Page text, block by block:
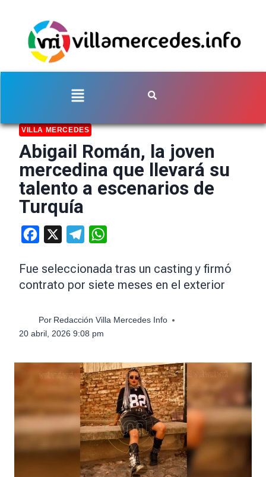
VILLA MERCEDES
Abigail Román, la joven
mercedina que llevará su
talento a escenarios de
Turquía
Facebook Telegram
Fue seleccionada tras un casting y firmó
contrato por siete meses en el exterior
Por Redacción Villa Mercedes Info
20 abril, 2026 9:08 pm